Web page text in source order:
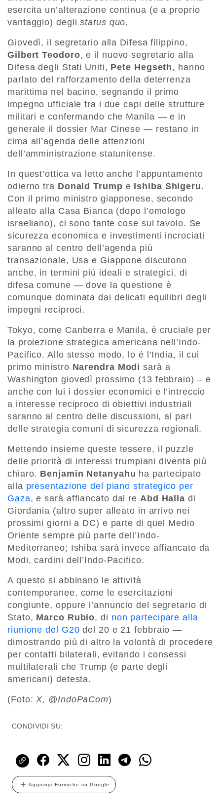
esercita un’alterazione continua (e a proprio
vantaggio) deglistatus quo.
Giovedì, il segretario alla Difesa filippino,
Gilbert Teodoro, e il nuovo segretario alla
Difesa degli Stati Uniti, Pete Hegseth, hanno
parlato del rafforzamento della deterrenza
marittima nel bacino, segnando il primo
impegno ufficiale tra i due capi delle strutture
militari e confermando che Manila — e in
generale il dossier Mar Cinese — restano in
cima all’agenda delle attenzioni
dell’amministrazione statunitense.
In quest’ottica va letto anche l’appuntamento
odierno tra Donald Trump e Ishiba Shigeru.
Con il primo ministro giapponese, secondo
alleato alla Casa Bianca (dopo l’omologo
israeliano), ci sono tante cose sul tavolo. Se
sicurezza economica e investimenti incrociati
saranno al centro dell’agenda più
transazionale, Usa e Giappone discutono
anche, in termini più ideali e strategici, di
difesa comune — dove la questione è
comunque dominata dai delicati equilibri degli
impegni reciproci.
Tokyo, come Canberra e Manila, è cruciale per
la proiezione strategica americana nell’Indo-
Pacifico. Allo stesso modo, lo è l’India, il cui
primo ministro Narendra Modi sarà a
Washington giovedì prossimo (13 febbraio) – e
anche con lui i dossier economici e l’intreccio
a interesse reciproco di obiettivi industriali
saranno al centro delle discussioni, al pari
delle strategia comuni di sicurezza regionali.
Mettendo insieme queste tessere, il puzzle
delle priorità di interessi trumpiani diventa più
chiaro. Benjamin Netanyahu ha partecipato
alla presentazione del piano strategico per
Gaza, e sarà affiancato dal re Abd Halla di
Giordania (altro super alleato in arrivo nei
prossimi giorni a DC) e parte di quel Medio
Oriente sempre più parte dell’Indo-
Mediterraneo; Ishiba sarà invece affiancato da
Modi, cardini dell’Indo-Pacifico.
A questo si abbinano le attività
contemporanee, come le esercitazioni
congiunte, oppure l’annuncio del segretario di
Stato, Marco Rubio, di non partecipare alla
riunione del G20 del 20 e 21 febbraio —
dimostrando più di altro la volontà di procedere
per contatti bilaterali, evitando i consessi
multilaterali che Trump (e parte degli
americani) detesta.
(Foto: X, @IndoPaCom)
CONDIVIDI SU:
Aggiungi Formiche su Google